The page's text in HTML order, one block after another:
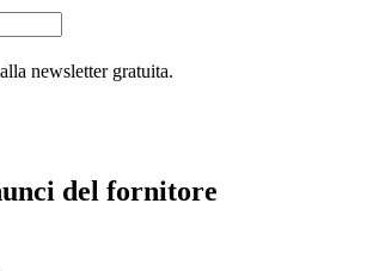
newsletter gratuita.
del fornitore